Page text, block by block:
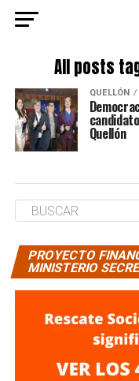
All posts
QUELLÓN
Quellón
PROYECTO
MINISTERIO